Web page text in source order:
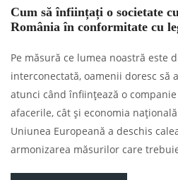
Cum să înființați o societate
România în conformitate cu
Pe măsură ce lumea noastră este
interconectată, oamenii doresc să
atunci când înființează o
afacerile, cât și economia
Uniunea Europeană a deschis
armonizarea măsurilor care